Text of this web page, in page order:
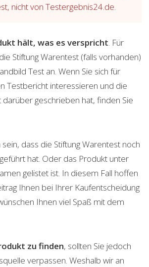
nicht von Testergebnis24.de.
hält, was es verspricht. Für
Stiftung Warentest (falls vorhanden)
Test an. Wenn Sie sich für
Testbericht interessieren und die
darüber geschrieben hat, finden Sie
sein, dass die Stiftung Warentest noch
hat. Oder das Produkt unter
gelistet ist. In diesem Fall hoffen
Ihnen bei Ihrer Kaufentscheidung
Ihnen viel Spaß mit dem
zu finden, sollten Sie jedoch
verpassen. Weshalb wir an